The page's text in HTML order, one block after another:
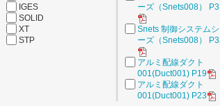
IGES
SOLID
XT
STP
ーズ（Snets008）
Snets 制御システムシ
ーズ（Snets008）
アルミ配線ダクト
001(Duct001) P19
アルミ配線ダクト
001(Duct001) P23